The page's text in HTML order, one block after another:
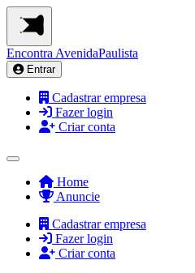
Encontra AvenidaPaulista
Entrar
Cadastrar empresa
Fazer login
Criar conta
Home
Anuncie
Cadastrar empresa
Fazer login
Criar conta